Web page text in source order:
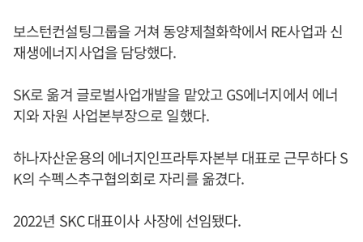
보스턴컨설팅그룹을 거쳐 동양제철화학에서 RE사업과 신
재생에너지사업을 담당했다.
SK로 옮겨 글로벌사업개발을 맡았고 GS에너지에서 에너
지와 자원 사업본부장으로 일했다.
하나자산운용의 에너지인프라투자본부 대표로 근무하다 S
K의 수펙스추구협의회로 자리를 옮겼다.
2022년 SKC 대표이사 사장에 선임됐다.